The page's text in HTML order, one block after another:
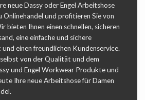
neue Dassy oder Engel Arbeitshose
Onlinehandel und profitieren Sie von
bieten Ihnen einen schnellen, sicheren
eine einfache und sichere
einen freundlichen Kundenservice.
von der Qualität und dem
und Engel Workwear Produkte und
Ihre neue Arbeitshose für Damen